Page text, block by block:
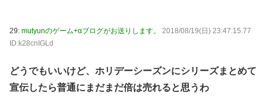
29: mutyunのゲーム+αブログがお送りします。
2018/08/19(日) 23:47:15.77
ID:k28cnIGLd
どうでもいいけど、ホリデーシーズンにシリーズまとめて
宣伝したら普通にまだまだ倍は売れると思うわ